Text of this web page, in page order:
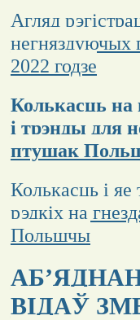
Агляд
2022 годзе
Колькасць на
і трэнды для
птушак
Колькасць і
рэдкіх на
Польшчы
ВІДАЎ